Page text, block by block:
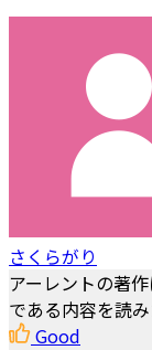
さくらがり
アーレントの著
である内容を読み
Good